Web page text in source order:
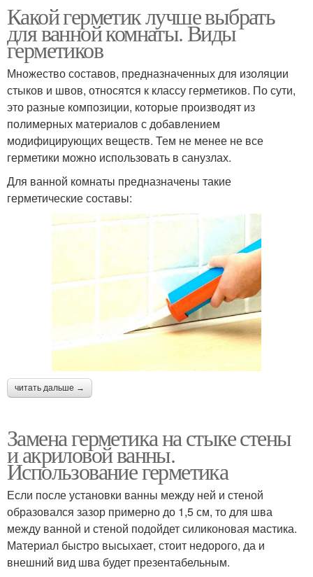
Какой герметик лучше выбрать
для ванной комнаты. Виды
герметиков
Множество составов, предназначенных для изоляции
стыков и швов, относятся к классу герметиков. По сути,
это разные композиции, которые производят из
полимерных материалов с добавлением
модифицирующих веществ. Тем не менее не все
герметики можно использовать в санузлах.
Для ванной комнаты предназначены такие
герметические составы:
читать дальше →
Замена герметика на стыке стены
и акриловой ванны.
Использование герметика
Если после установки ванны между ней и стеной
образовался зазор примерно до 1,5 см, то для шва
между ванной и стеной подойдет силиконовая мастика.
Материал быстро высыхает, стоит недорого, да и
внешний вид шва будет презентабельным.